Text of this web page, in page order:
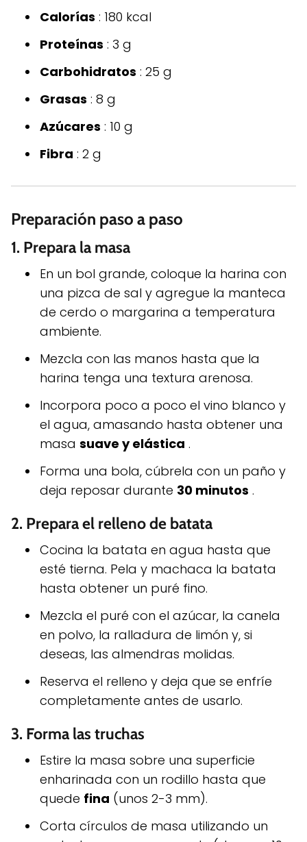
Calorías : 180 kcal
Proteínas : 3 g
Carbohidratos : 25 g
Grasas : 8 g
Azúcares : 10 g
Fibra : 2 g
Preparación paso a paso
1. Prepara la masa
En un bol grande, coloque la harina con
una pizca de sal y agregue la manteca
de cerdo o margarina a temperatura
ambiente.
Mezcla con las manos hasta que la
harina tenga una textura arenosa.
Incorpora poco a poco el vino blanco y
el agua, amasando hasta obtener una
masa suave y elástica .
Forma una bola, cúbrela con un paño y
deja reposar durante 30 minutos .
2. Prepara el relleno de batata
Cocina la batata en agua hasta que
esté tierna. Pela y machaca la batata
hasta obtener un puré fino.
Mezcla el puré con el azúcar, la canela
en polvo, la ralladura de limón y, si
deseas, las almendras molidas.
Reserva el relleno y deja que se enfríe
completamente antes de usarlo.
3. Forma las truchas
Estire la masa sobre una superficie
enharinada con un rodillo hasta que
quede fina (unos 2-3 mm).
Corta círculos de masa utilizando un